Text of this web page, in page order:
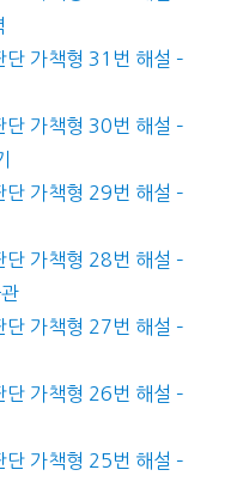
가책형 31번 해설 –
가책형 30번 해설 –
가책형 29번 해설 –
가책형 28번 해설 –
가책형 27번 해설 –
가책형 26번 해설 –
가책형 25번 해설 –